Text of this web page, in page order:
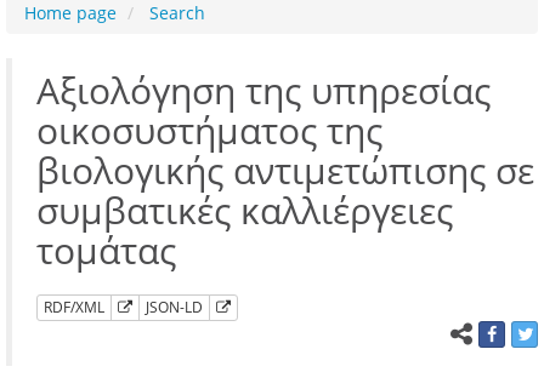
Home page Search
Αξιολόγηση της υπηρεσίας
οικοσυστήματος της
βιολογικής αντιμετώπισης σε
συμβατικές καλλιέργειες
τομάτας
RDF/XML JSON-LD